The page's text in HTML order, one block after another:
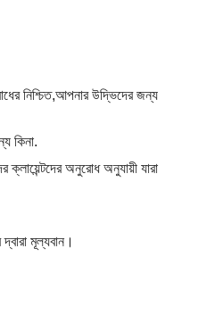
নিশ্চিত,আপনার উদ্ভিদের জন্য
কিনা.
অনুরোধ অনুযায়ী যারা
মূল্যবান।